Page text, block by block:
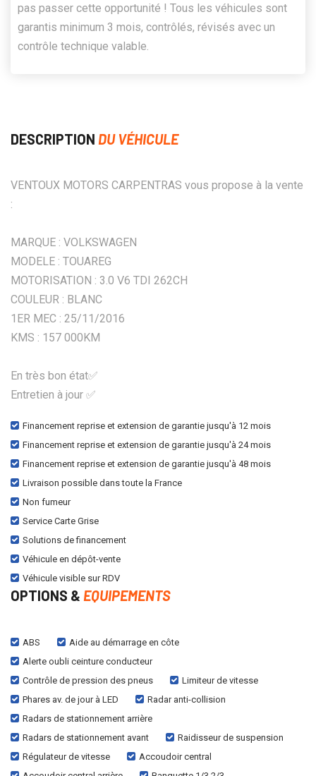
pas passer cette opportunité ! Tous les véhicules sont
garantis minimum 3 mois, contrôlés, révisés avec un
contrôle technique valable.
DESCRIPTION DU VÉHICULE
VENTOUX MOTORS CARPENTRAS vous propose à la vente
:
MARQUE : VOLKSWAGEN
MODELE : TOUAREG
MOTORISATION : 3.0 V6 TDI 262CH
COULEUR : BLANC
1ER MEC : 25/11/2016
KMS : 157 000KM
En très bon état✅
Entretien à jour ✅
Financement reprise et extension de garantie jusqu'à 12 mois
Financement reprise et extension de garantie jusqu'à 24 mois
Financement reprise et extension de garantie jusqu'à 48 mois
Livraison possible dans toute la France
Non fumeur
Service Carte Grise
Solutions de financement
Véhicule en dépôt-vente
Véhicule visible sur RDV
OPTIONS & EQUIPEMENTS
ABS
Aide au démarrage en côte
Alerte oubli ceinture conducteur
Contrôle de pression des pneus
Limiteur de vitesse
Phares av. de jour à LED
Radar anti-collision
Radars de stationnement arrière
Radars de stationnement avant
Raidisseur de suspension
Régulateur de vitesse
Accoudoir central